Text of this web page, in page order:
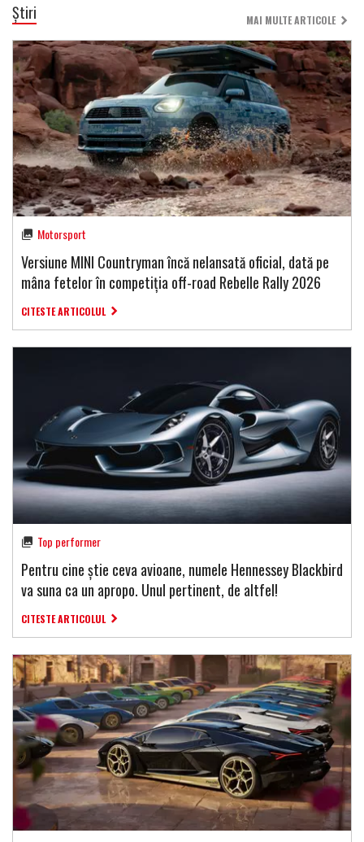
Știri MAI MULTE ARTICOLE
Motorsport
Versiune MINI Countryman încă nelansată oficial, dată pe
mâna fetelor în competiția off-road Rebelle Rally 2026
CITESTE ARTICOLUL
Top performer
Pentru cine știe ceva avioane, numele Hennessey Blackbird
va suna ca un apropo. Unul pertinent, de altfel!
CITESTE ARTICOLUL